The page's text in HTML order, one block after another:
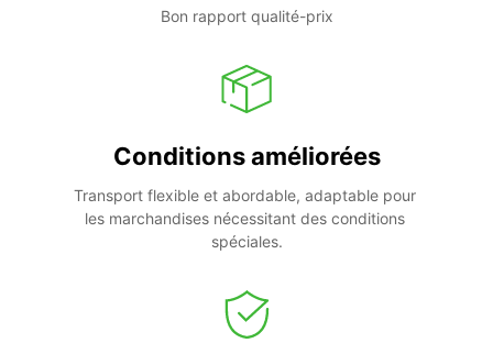
Bon rapport qualité-prix
Conditions améliorées
Transport flexible et abordable, adaptable pour
les marchandises nécessitant des conditions
spéciales.